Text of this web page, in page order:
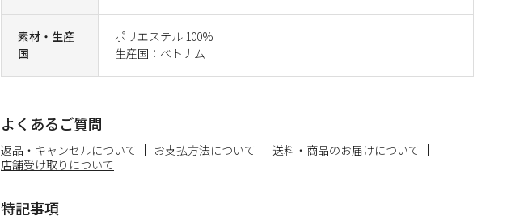
素材・生産
国
ポリエステル 100%
生産国：ベトナム
よくあるご質問
返品・キャンセルについて お支払方法について
送料・商品のお届けについて
店舗受け取りについて
特記事項